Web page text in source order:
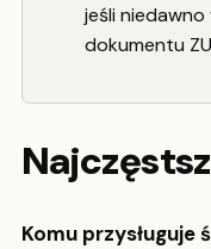
jeśli niedawno
dokumentu
Komu przysługuje